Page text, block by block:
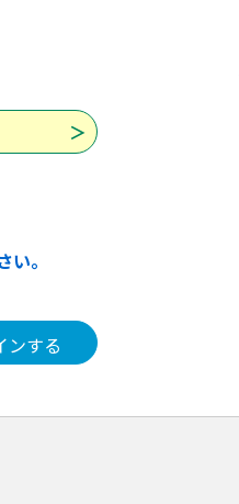
。
ンする